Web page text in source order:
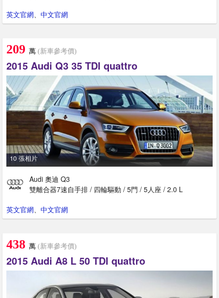
英文官網、 中文官網
209 萬 (新車參考價)
2015 Audi Q3 35 TDI quattro
10 張相片
Audi 奧迪 Q3
雙離合器7速自手排 / 四輪驅動 / 5門 / 5人座 / 2.0 L
英文官網 中文官網
438 萬 (新車參考價)
2015 Audi A8 L 50 TDI quattro